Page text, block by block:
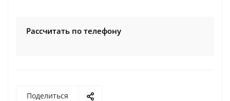
Рассчитать по телефону
Поделиться